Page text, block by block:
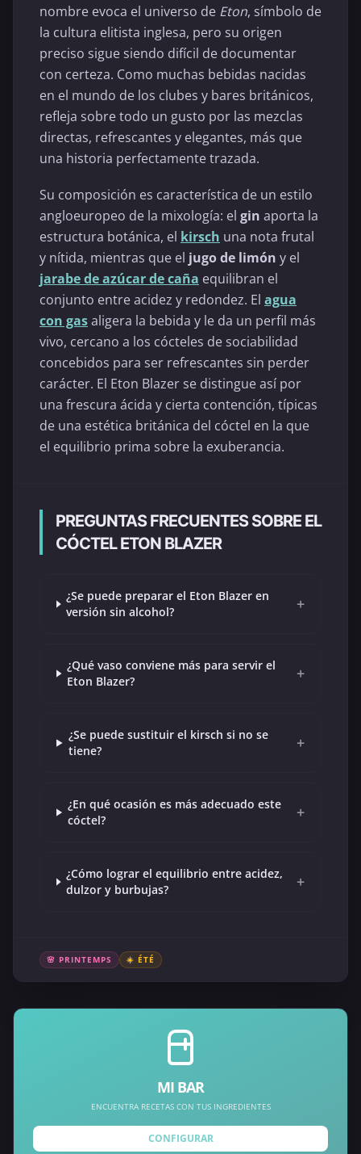
nombre evoca el universo de Eton, símbolo de
la cultura elitista inglesa, pero su origen
preciso sigue siendo difícil de documentar
con certeza. Como muchas bebidas nacidas
en el mundo de los clubes y bares británicos,
refleja sobre todo un gusto por las mezclas
directas, refrescantes y elegantes, más que
una historia perfectamente trazada.
Su composición es característica de un estilo
angloeuropeo de la mixología: el gin aporta la
estructura botánica, el kirsch una nota frutal
y nítida, mientras que el jugo de limón y el
jarabe de azúcar de caña equilibran el
conjunto entre acidez y redondez. El agua
con gasaligera la bebida y le da un perfil más
vivo, cercano a los cócteles de sociabilidad
concebidos para ser refrescantes sin perder
carácter. El Eton Blazer se distingue así por
una frescura ácida y cierta contención, típicas
de una estética británica del cóctel en la que
el equilibrio prima sobre la exuberancia.
PREGUNTAS FRECUENTES SOBRE EL
CÓCTEL ETON BLAZER
¿Se puede preparar el Eton Blazer en
versión sin alcohol?
+
¿Qué vaso conviene más para servir el
Eton Blazer?
+
¿Se puede sustituir el kirsch si no se
tiene?
+
¿En qué ocasión es más adecuado este
cóctel?
+
¿Cómo lograr el equilibrio entre acidez,
dulzor y burbujas?
+
🌸 PRINTEMPS ☀️ ÉTÉ
MI BAR
ENCUENTRA RECETAS CON TUS INGREDIENTES
CONFIGURAR